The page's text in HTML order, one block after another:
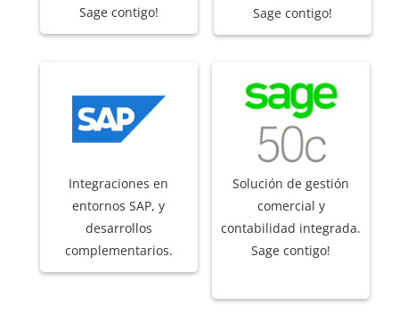
Sage contigo!
Sage contigo!
Integraciones en
entornos SAP, y
desarrollos
complementarios.
Solución de gestión
comercial y
contabilidad integrada.
Sage contigo!